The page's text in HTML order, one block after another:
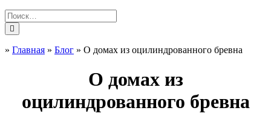
» Главная » Блог » О домах из оцилиндрованного бревна
О домах из
оцилиндрованного бревна